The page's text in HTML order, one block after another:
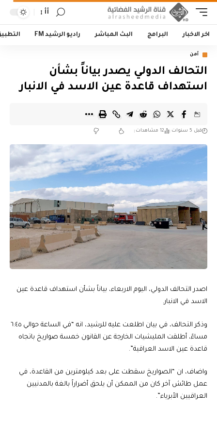
أأ
اخر الاخبار البرامج البث المباشر راديو الرشيد FM
أمن
التحالف الدولي يصدر بياناً بشأن
استهداف قاعدة عين الاسد في الانبار
قبل 5 سنوات 12 مشاهدات
اصدر التحالف الدولي، اليوم الاربعاء، بياناً بشأن استهداف قاعدة عين
الاسد في الانبار.
وذكر التحالف، في بيان اطلعت عليه للرشيد، انه “في الساعة حوالي ٦:٤٥
مساءً، أطلقت المليشيات الخارجة عن القانون خمسة صواريخ باتجاه
قاعدة عين الاسد العراقية”.
واضاف، ان “الصواريخ سقطت على بعد كيلومترين من القاعدة، في
عمل طائش آخر كان من الممكن أن يلحق أضراراً بالغة بالمدنيين
العراقيين الأبرياء”.